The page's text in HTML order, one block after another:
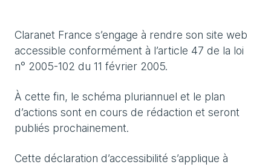
Claranet France s’engage à rendre son site web
accessible conformément à l’article 47 de la loi
n° 2005-102 du 11 février 2005.
À cette fin, le schéma pluriannuel et le plan
d’actions sont en cours de rédaction et seront
publiés prochainement.
Cette déclaration d’accessibilité s’applique à